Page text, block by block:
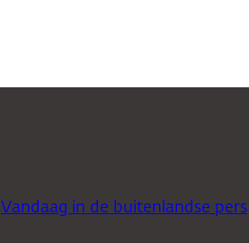
Vandaag in de buitenlandse pers